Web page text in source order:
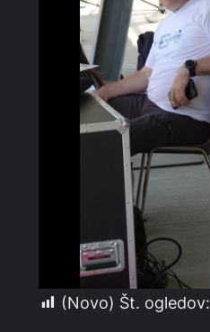
(Novo) Št. ogledov: